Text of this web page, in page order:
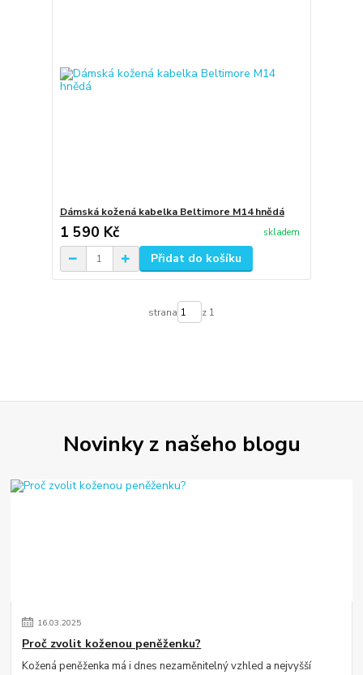
Dámská kožená kabelka Beltimore M14 hnědá
1 590 Kč skladem
Přidat do košíku
strana z 1
Novinky z našeho blogu
16.03.2025
Proč zvolit koženou peněženku?
Kožená peněženka má i dnes nezaměnitelný vzhled a nejvyšší